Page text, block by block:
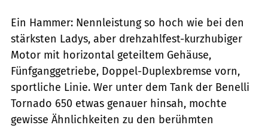
Ein Hammer: Nennleistung so hoch wie bei den
stärksten Ladys, aber drehzahlfest-kurzhubiger
Motor mit horizontal geteiltem Gehäuse,
Fünfganggetriebe, Doppel-Duplexbremse vorn,
sportliche Linie. Wer unter dem Tank der Benelli
Tornado 650 etwas genauer hinsah, mochte
gewisse Ähnlichkeiten zu den berühmten